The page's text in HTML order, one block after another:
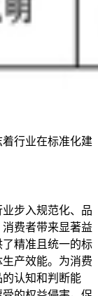
行业在标准化建
步入规范化、品
费者带来显著益
精准且统一的标
产效能。为消费
认知和判断能